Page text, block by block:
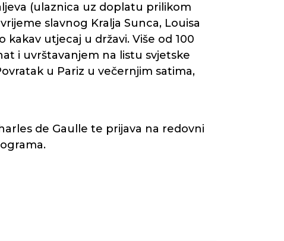
(ulaznica uz doplatu prilikom
slavnog Kralja Sunca, Louisa
utjecaj u državi. Više od 100
i uvrštavanjem na listu svjetske
u Pariz u večernjim satima,
de Gaulle te prijava na redovni